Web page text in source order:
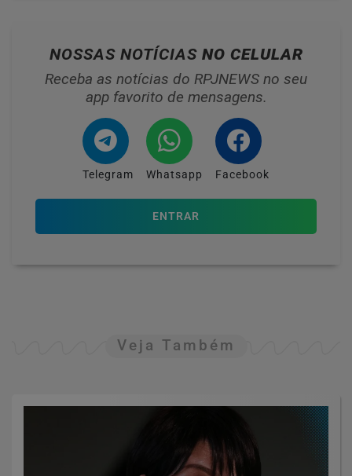
NOSSAS NOTÍCIAS NO CELULAR
Receba as notícias do RPJNEWS no seu
app favorito de mensagens.
Telegram Whatsapp Facebook
ENTRAR
Veja Também